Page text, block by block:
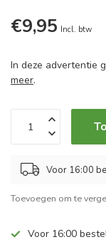
€9,95 Incl. btw
In deze advertentie
meer.
Voor 16:00
Toevoegen om te
Voor 16:00